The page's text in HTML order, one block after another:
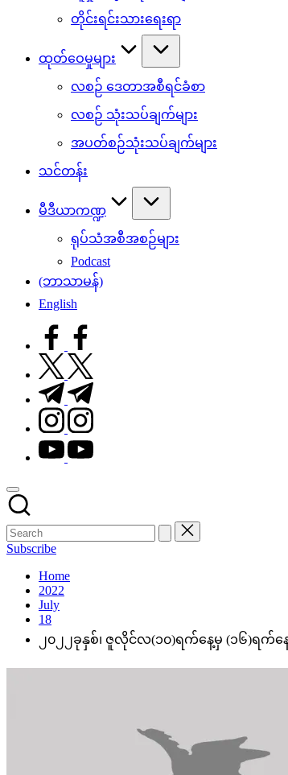
တိုင်းရင်းသားရေးရာ
ထုတ်ဝေမှုများ
လစဉ် ဒေတာအစီရင်ခံစာ
လစဉ် သုံးသပ်ချက်များ
အပတ်စဉ်သုံးသပ်ချက်များ
သင်တန်း
မီဒီယာကဏ္ဍ
ရုပ်သံအစီအစဉ်များ
Podcast
(ဘာသာမန်)
English
facebook.com
twitter.com
t.me
instagram.com
youtube.com
Subscribe
Home
2022
July
18
၂၀၂၂ခုနှစ်၊ ဇူလိုင်လ(၁၀)ရက်နေ့မှ (၁၆)ရက်